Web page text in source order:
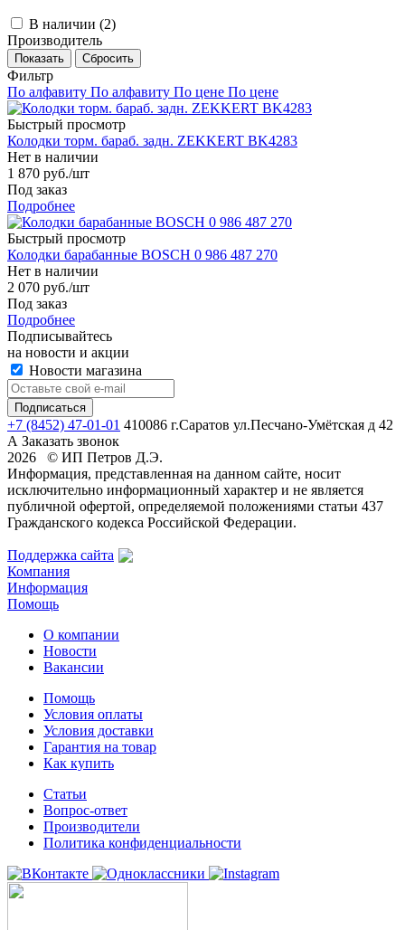
В наличии (2)
Производитель
Фильтр
По алфавиту По алфавиту По цене По цене
Быстрый просмотр
Колодки торм. бараб. задн. ZEKKERT BK4283
Нет в наличии
1 870 руб./шт
Под заказ
Подробнее
Быстрый просмотр
Колодки барабанные BOSCH 0 986 487 270
Нет в наличии
2 070 руб./шт
Под заказ
Подробнее
Подписывайтесь
на новости и акции
Новости магазина
+7 (8452) 47-01-01 410086 г.Саратов ул.Песчано-Умётская д 42
А Заказать звонок
2026 © ИП Петров Д.Э.
Информация, представленная на данном сайте, носит
исключительно информационный характер и не является
публичной офертой, определяемой положениями статьи 437
Гражданского кодекса Российской Федерации.
Поддержка сайта
Компания
Информация
Помощь
О компании
Новости
Вакансии
Помощь
Условия оплаты
Условия доставки
Гарантия на товар
Как купить
Статьи
Вопрос-ответ
Производители
Политика конфиденциальности